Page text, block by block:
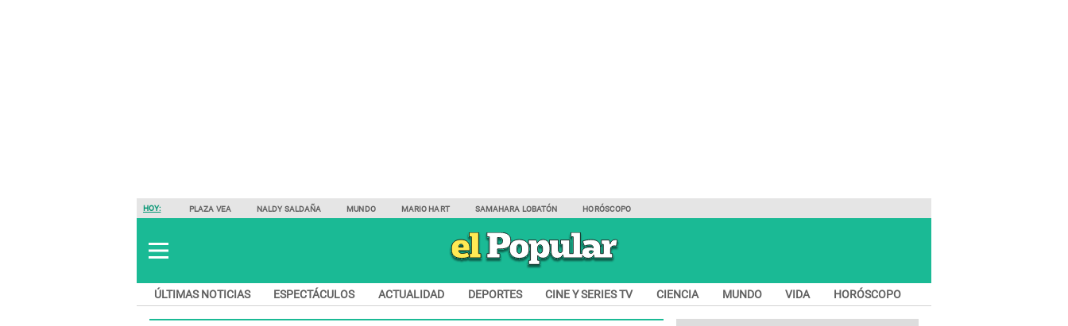
HOY: PLAZA VEA NALDY SALDAÑA MUNDO MARIO HART SAMAHARA LOBATÓN HORÓSCOPO
ÚLTIMAS NOTICIAS ESPECTÁCULOS ACTUALIDAD DEPORTES CINE Y SERIES TV CIENCIA MUNDO VIDA HORÓSCOPO